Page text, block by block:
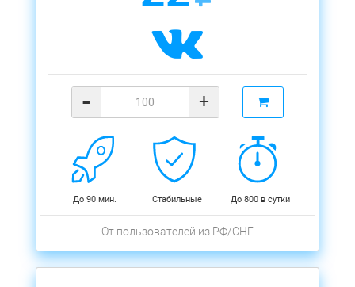
- +
До 90 мин. Стабильные До 800 в сутки
От пользователей из РФ/СНГ